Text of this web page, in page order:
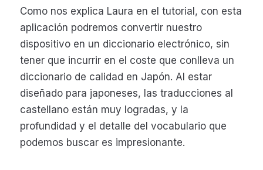
Como nos explica Laura en el tutorial, con esta
aplicación podremos convertir nuestro
dispositivo en un diccionario electrónico, sin
tener que incurrir en el coste que conlleva un
diccionario de calidad en Japón. Al estar
diseñado para japoneses, las traducciones al
castellano están muy logradas, y la
profundidad y el detalle del vocabulario que
podemos buscar es impresionante.